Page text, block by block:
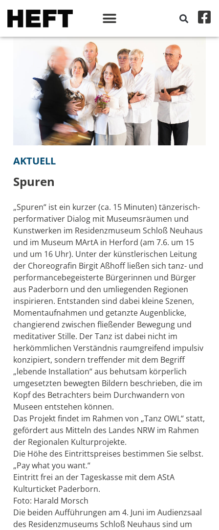
AKTUELL
Spuren
„Spuren“ ist ein kurzer (ca. 15 Minuten) tänzerisch-
performativer Dialog mit Museumsräumen und
Kunstwerken im Residenzmuseum Schloß Neuhaus
und im Museum MArtA in Herford (am 7.6. um 15
und um 16 Uhr). Unter der künstlerischen Leitung
der Choreografin Birgit Aßhoff ließen sich tanz- und
performancebegeisterte Bürgerinnen und Bürger
aus Paderborn und den umliegenden Regionen
inspirieren. Entstanden sind dabei kleine Szenen,
Momentaufnahmen und getanzte Augenblicke,
changierend zwischen fließender Bewegung und
meditativer Stille. Der Tanz ist dabei nicht im
herkömmlichen Verständnis raumgreifend impulsiv
konzipiert, sondern treffender mit dem Begriff
„lebende Installation“ aus behutsam körperlich
umgesetzten bewegten Bildern beschrieben, die im
Kopf des Betrachters beim Durchwandern von
Museen entstehen können.
Das Projekt findet im Rahmen von „Tanz OWL“ statt,
gefördert aus Mitteln des Landes NRW im Rahmen
der Regionalen Kulturprojekte.
Die Höhe des Eintrittspreises bestimmen Sie selbst.
„Pay what you want.“
Eintritt frei an der Tageskasse mit dem AStA
Kulturticket Paderborn.
Foto: Harald Morsch
Die beiden Aufführungen am 4. Juni im Audienzsaal
des Residenzmuseums Schloß Neuhaus sind um